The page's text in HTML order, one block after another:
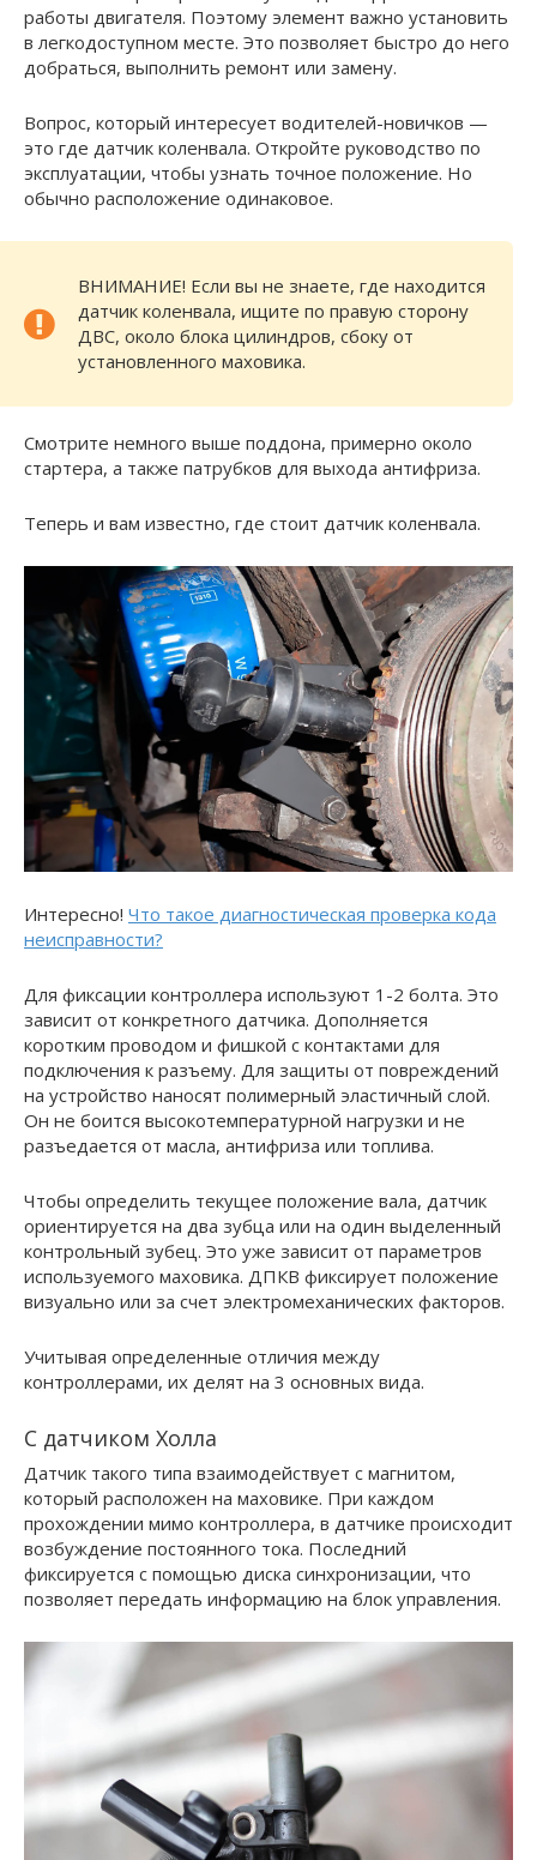
работы двигателя. Поэтому элемент важно установить
в легкодоступном месте. Это позволяет быстро до него
добраться, выполнить ремонт или замену.
Вопрос, который интересует водителей-новичков —
это где датчик коленвала. Откройте руководство по
эксплуатации, чтобы узнать точное положение. Но
обычно расположение одинаковое.
ВНИМАНИЕ! Если вы не знаете, где находится
датчик коленвала, ищите по правую сторону
ДВС, около блока цилиндров, сбоку от
установленного маховика.
Смотрите немного выше поддона, примерно около
стартера, а также патрубков для выхода антифриза.
Теперь и вам известно, где стоит датчик коленвала.
Интересно! Что такое диагностическая проверка кода
неисправности?
Для фиксации контроллера используют 1-2 болта. Это
зависит от конкретного датчика. Дополняется
коротким проводом и фишкой с контактами для
подключения к разъему. Для защиты от повреждений
на устройство наносят полимерный эластичный слой.
Он не боится высокотемпературной нагрузки и не
разъедается от масла, антифриза или топлива.
Чтобы определить текущее положение вала, датчик
ориентируется на два зубца или на один выделенный
контрольный зубец. Это уже зависит от параметров
используемого маховика. ДПКВ фиксирует положение
визуально или за счет электромеханических факторов.
Учитывая определенные отличия между
контроллерами, их делят на 3 основных вида.
С датчиком Холла
Датчик такого типа взаимодействует с магнитом,
который расположен на маховике. При каждом
прохождении мимо контроллера, в датчике происходит
возбуждение постоянного тока. Последний
фиксируется с помощью диска синхронизации, что
позволяет передать информацию на блок управления.